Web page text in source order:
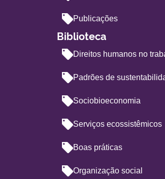
Publicações
Biblioteca
Direitos humanos no
Padrões de
Sociobioeconomia
Serviços ecossistêmicos
Boas práticas
Organização social